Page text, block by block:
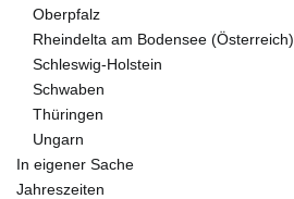
Oberpfalz
Rheindelta am Bodensee (Österreich)
Schleswig-Holstein
Schwaben
Thüringen
Ungarn
In eigener Sache
Jahreszeiten